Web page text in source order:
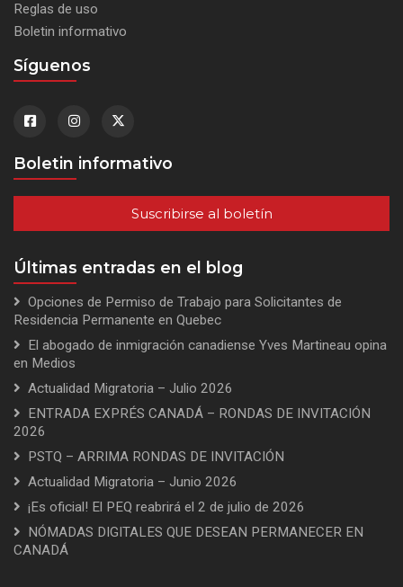
Reglas de uso
Boletin informativo
Síguenos
Boletin informativo
Suscribirse al boletín
Últimas entradas en el blog
Opciones de Permiso de Trabajo para Solicitantes de
Residencia Permanente en Quebec
El abogado de inmigración canadiense Yves Martineau opina
en Medios
Actualidad Migratoria – Julio 2026
ENTRADA EXPRÉS CANADÁ – RONDAS DE INVITACIÓN
2026
PSTQ – ARRIMA RONDAS DE INVITACIÓN
Actualidad Migratoria – Junio 2026
¡Es oficial! El PEQ reabrirá el 2 de julio de 2026
NÓMADAS DIGITALES QUE DESEAN PERMANECER EN
CANADÁ